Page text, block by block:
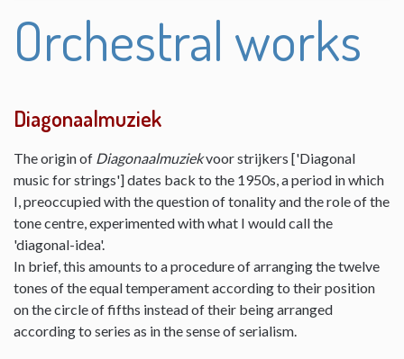
Orchestral works
Diagonaalmuziek
The origin of Diagonaalmuziekvoor strijkers ['Diagonal
music for strings'] dates back to the 1950s, a period in which
I, preoccupied with the question of tonality and the role of the
tone centre, experimented with what I would call the
'diagonal-idea'.
In brief, this amounts to a procedure of arranging the twelve
tones of the equal temperament according to their position
on the circle of fifths instead of their being arranged
according to series as in the sense of serialism.